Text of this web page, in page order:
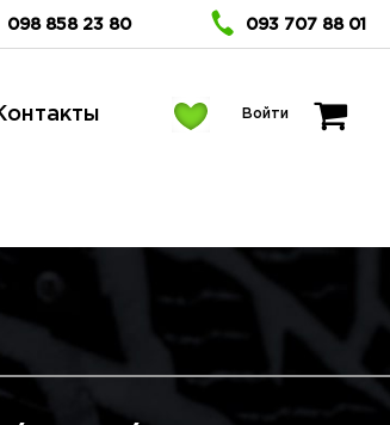
098 858 23 80 093 707 88 01
Войти